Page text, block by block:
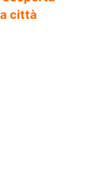
città